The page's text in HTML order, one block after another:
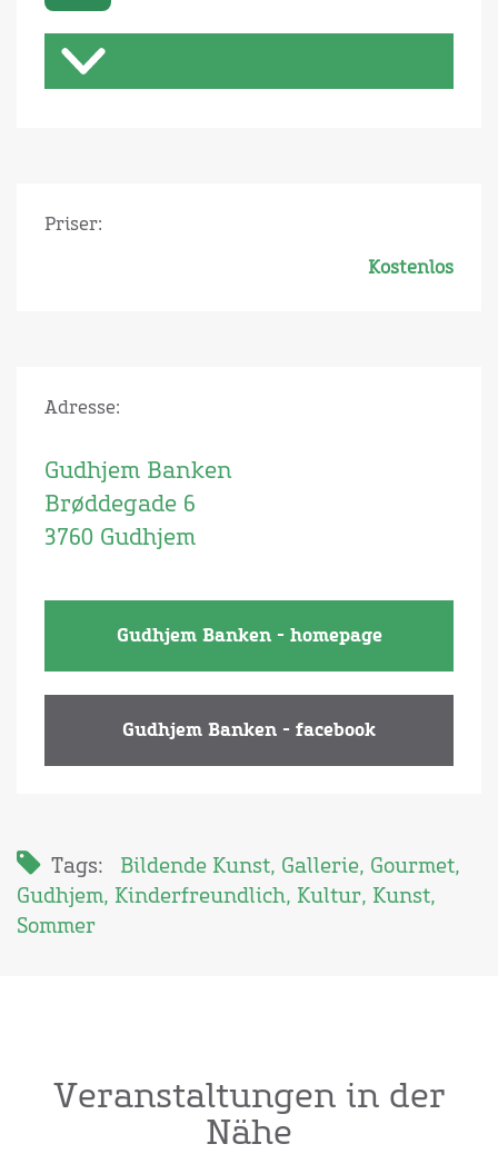
Priser:
Kostenlos
Adresse:
Gudhjem Banken
Brøddegade 6
3760 Gudhjem
Gudhjem Banken - homepage
Gudhjem Banken - facebook
Tags: Bildende Kunst, Gallerie, Gourmet,
Gudhjem, Kinderfreundlich, Kultur, Kunst,
Sommer
Veranstaltungen in der
Nähe